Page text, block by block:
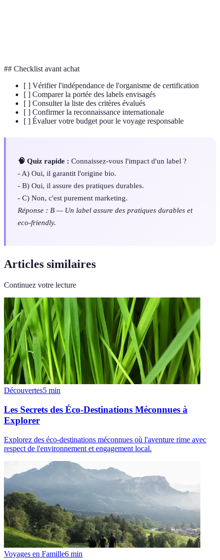
## Checklist avant achat
[ ] Vérifier l'indépendance de l'organisme de certification
[ ] Comparer la portée des labels envisagés
[ ] Consulter la liste des critères évalués
[ ] Confirmer la reconnaissance internationale
[ ] Évaluer votre budget pour le voyage responsable
🧠 Quiz rapide : Connaissez-vous l'impact d'un label ?
- A) Oui, il garantit l'origine bio.
- B) Oui, il assure des pratiques durables.
- C) Non, c'est purement marketing.
Réponse : B — Un label assure des pratiques durables et
eco-friendly.
Articles similaires
Continuez votre lecture
Découvertes5 min
Les Secrets des Éco-Destinations Méconnues à
Explorer
Explorez des éco-destinations méconnues où l'aventure rime avec
respect de l'environnement et engagement local.
Voyages en Famille6 min